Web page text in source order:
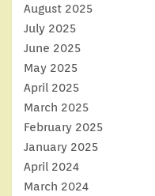
August 2025
July 2025
June 2025
May 2025
April 2025
March 2025
February 2025
January 2025
April 2024
March 2024